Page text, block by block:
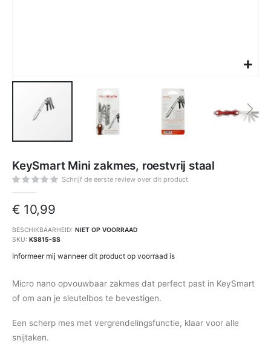
het
begin
van
de
afbeeldingen-
KeySmart Mini zakmes, roestvrij staal
Schrijf de eerste review over dit product
€ 10,99
BESCHIKBAARHEID: NIET OP VOORRAAD
SKU KS815-SS
Informeer mij wanneer dit product op voorraad is
Micro nano opvouwbaar zakmes dat perfect past in KeySmart
of om aan je sleutelbos te bevestigen.
Een scherp mes met vergrendelingsfunctie, klaar voor alle
snijtaken.